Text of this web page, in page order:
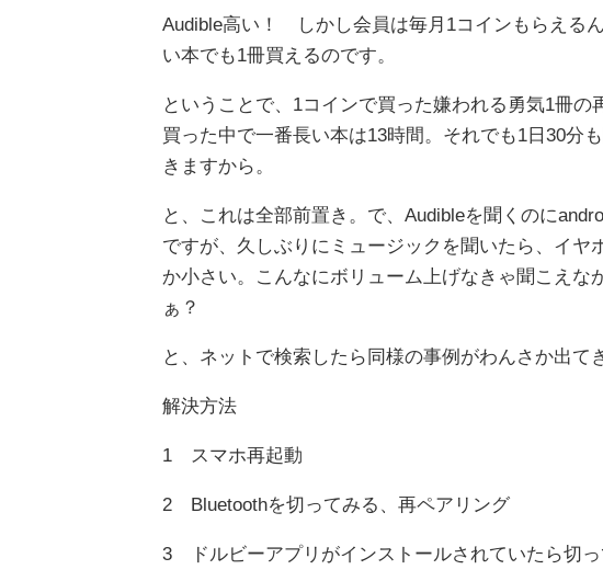
Audible高い！ しかし会員は毎月1コインもらえる
い本でも1冊買えるのです。
ということで、1コインで買った嫌われる勇気1冊
買った中で一番長い本は13時間。それでも1日30分
きますから。
と、これは全部前置き。で、Audibleを聞くのに
ですが、久しぶりにミュージックを聞いたら、イヤ
か小さい。こんなにボリューム上げなきゃ聞こえ
ぁ？
と、ネットで検索したら同様の事例がわんさか出て
解決方法
1 スマホ再起動
2 Bluetoothを切ってみる、再ペアリング
3 ドルビーアプリがインストールされていたら切っ